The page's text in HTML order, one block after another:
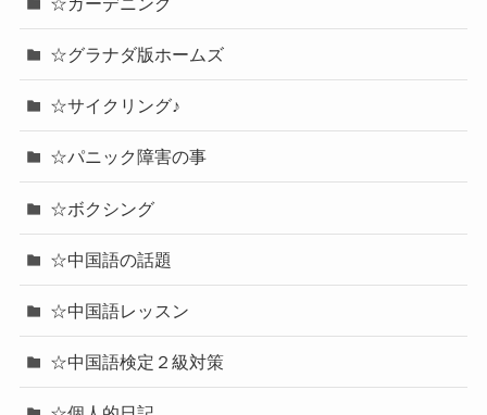
☆グラナダ版ホームズ
☆サイクリング♪
☆パニック障害の事
☆ボクシング
☆中国語の話題
☆中国語レッスン
☆中国語検定２級対策